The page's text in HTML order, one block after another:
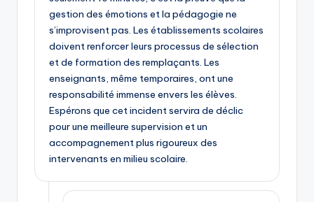
gestion des émotions et la pédagogie ne
s’improvisent pas. Les établissements scolaires
doivent renforcer leurs processus de sélection
et de formation des remplaçants. Les
enseignants, même temporaires, ont une
responsabilité immense envers les élèves.
Espérons que cet incident servira de déclic
pour une meilleure supervision et un
accompagnement plus rigoureux des
intervenants en milieu scolaire.